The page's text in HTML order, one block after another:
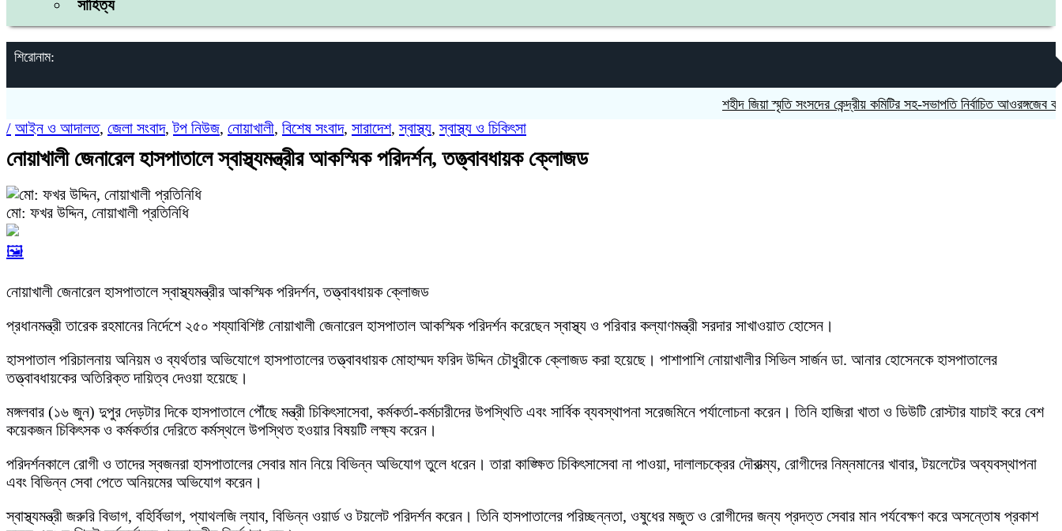
সাহিত্য
শিরোনাম:
শহীদ জিয়া স্মৃতি সংসদের কেন্দ্রীয় কমিটির সহ-সভাপতি নির্বাচিত আওরঙ্গজেব কামাল
/ আইন ও আদালত, জেলা সংবাদ,টপ নিউজ, নোয়াখালী, বিশেষ সংবাদ, সারাদেশ,স্বাস্থ্য,স্বাস্থ্য ও চিকিৎসা
নোয়াখালী জেনারেল হাসপাতালে স্বাস্থ্যমন্ত্রীর আকস্মিক পরিদর্শন, তত্ত্বাবধায়ক ক্লোজড
মো: ফখর উদ্দিন, নোয়াখালী প্রতিনিধি
🖼️
নোয়াখালী জেনারেল হাসপাতালে স্বাস্থ্যমন্ত্রীর আকস্মিক পরিদর্শন, তত্ত্বাবধায়ক ক্লোজড
প্রধানমন্ত্রী তারেক রহমানের নির্দেশে ২৫০ শয্যাবিশিষ্ট নোয়াখালী জেনারেল হাসপাতাল আকস্মিক পরিদর্শন করেছেন স্বাস্থ্য ও পরিবার কল্যাণমন্ত্রী সরদার সাখাওয়াত হোসেন।
হাসপাতাল পরিচালনায় অনিয়ম ও ব্যর্থতার অভিযোগে হাসপাতালের তত্ত্বাবধায়ক মোহাম্মদ ফরিদ উদ্দিন চৌধুরীকে ক্লোজড করা হয়েছে। পাশাপাশি নোয়াখালীর সিভিল সার্জন ডা. আনার হোসেনকে হাসপাতালের
তত্ত্বাবধায়কের অতিরিক্ত দায়িত্ব দেওয়া হয়েছে।
মঙ্গলবার (১৬ জুন) দুপুর দেড়টার দিকে হাসপাতালে পৌঁছে মন্ত্রী চিকিৎসাসেবা, কর্মকর্তা-কর্মচারীদের উপস্থিতি এবং সার্বিক ব্যবস্থাপনা সরেজমিনে পর্যালোচনা করেন। তিনি হাজিরা খাতা ও ডিউটি রোস্টার যাচাই করে বেশ
কয়েকজন চিকিৎসক ও কর্মকর্তার দেরিতে কর্মস্থলে উপস্থিত হওয়ার বিষয়টি লক্ষ্য করেন।
পরিদর্শনকালে রোগী ও তাদের স্বজনরা হাসপাতালের সেবার মান নিয়ে বিভিন্ন অভিযোগ তুলে ধরেন। তারা কাঙ্ক্ষিত চিকিৎসাসেবা না পাওয়া, দালালচক্রের দৌরাত্ম্য, রোগীদের নিম্নমানের খাবার, টয়লেটের অব্যবস্থাপনা
এবং বিভিন্ন সেবা পেতে অনিয়মের অভিযোগ করেন।
স্বাস্থ্যমন্ত্রী জরুরি বিভাগ, বহির্বিভাগ, প্যাথলজি ল্যাব, বিভিন্ন ওয়ার্ড ও টয়লেট পরিদর্শন করেন। তিনি হাসপাতালের পরিচ্ছন্নতা, ওষুধের মজুত ও রোগীদের জন্য প্রদত্ত সেবার মান পর্যবেক্ষণ করে অসন্তোষ প্রকাশ